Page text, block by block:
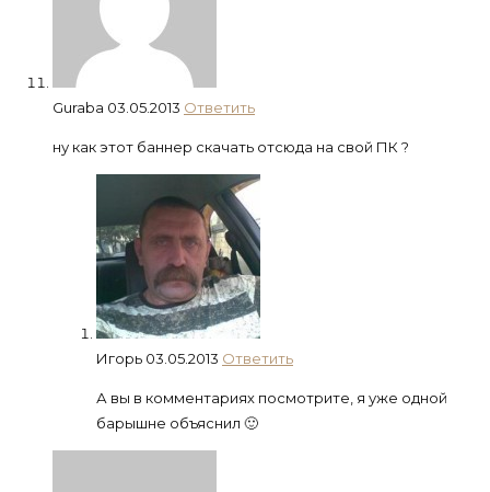
Guraba 03.05.2013 Ответить
ну как этот баннер скачать отсюда на свой ПК ?
Игорь 03.05.2013 Ответить
А вы в комментариях посмотрите, я уже одной
барышне объяснил 🙂